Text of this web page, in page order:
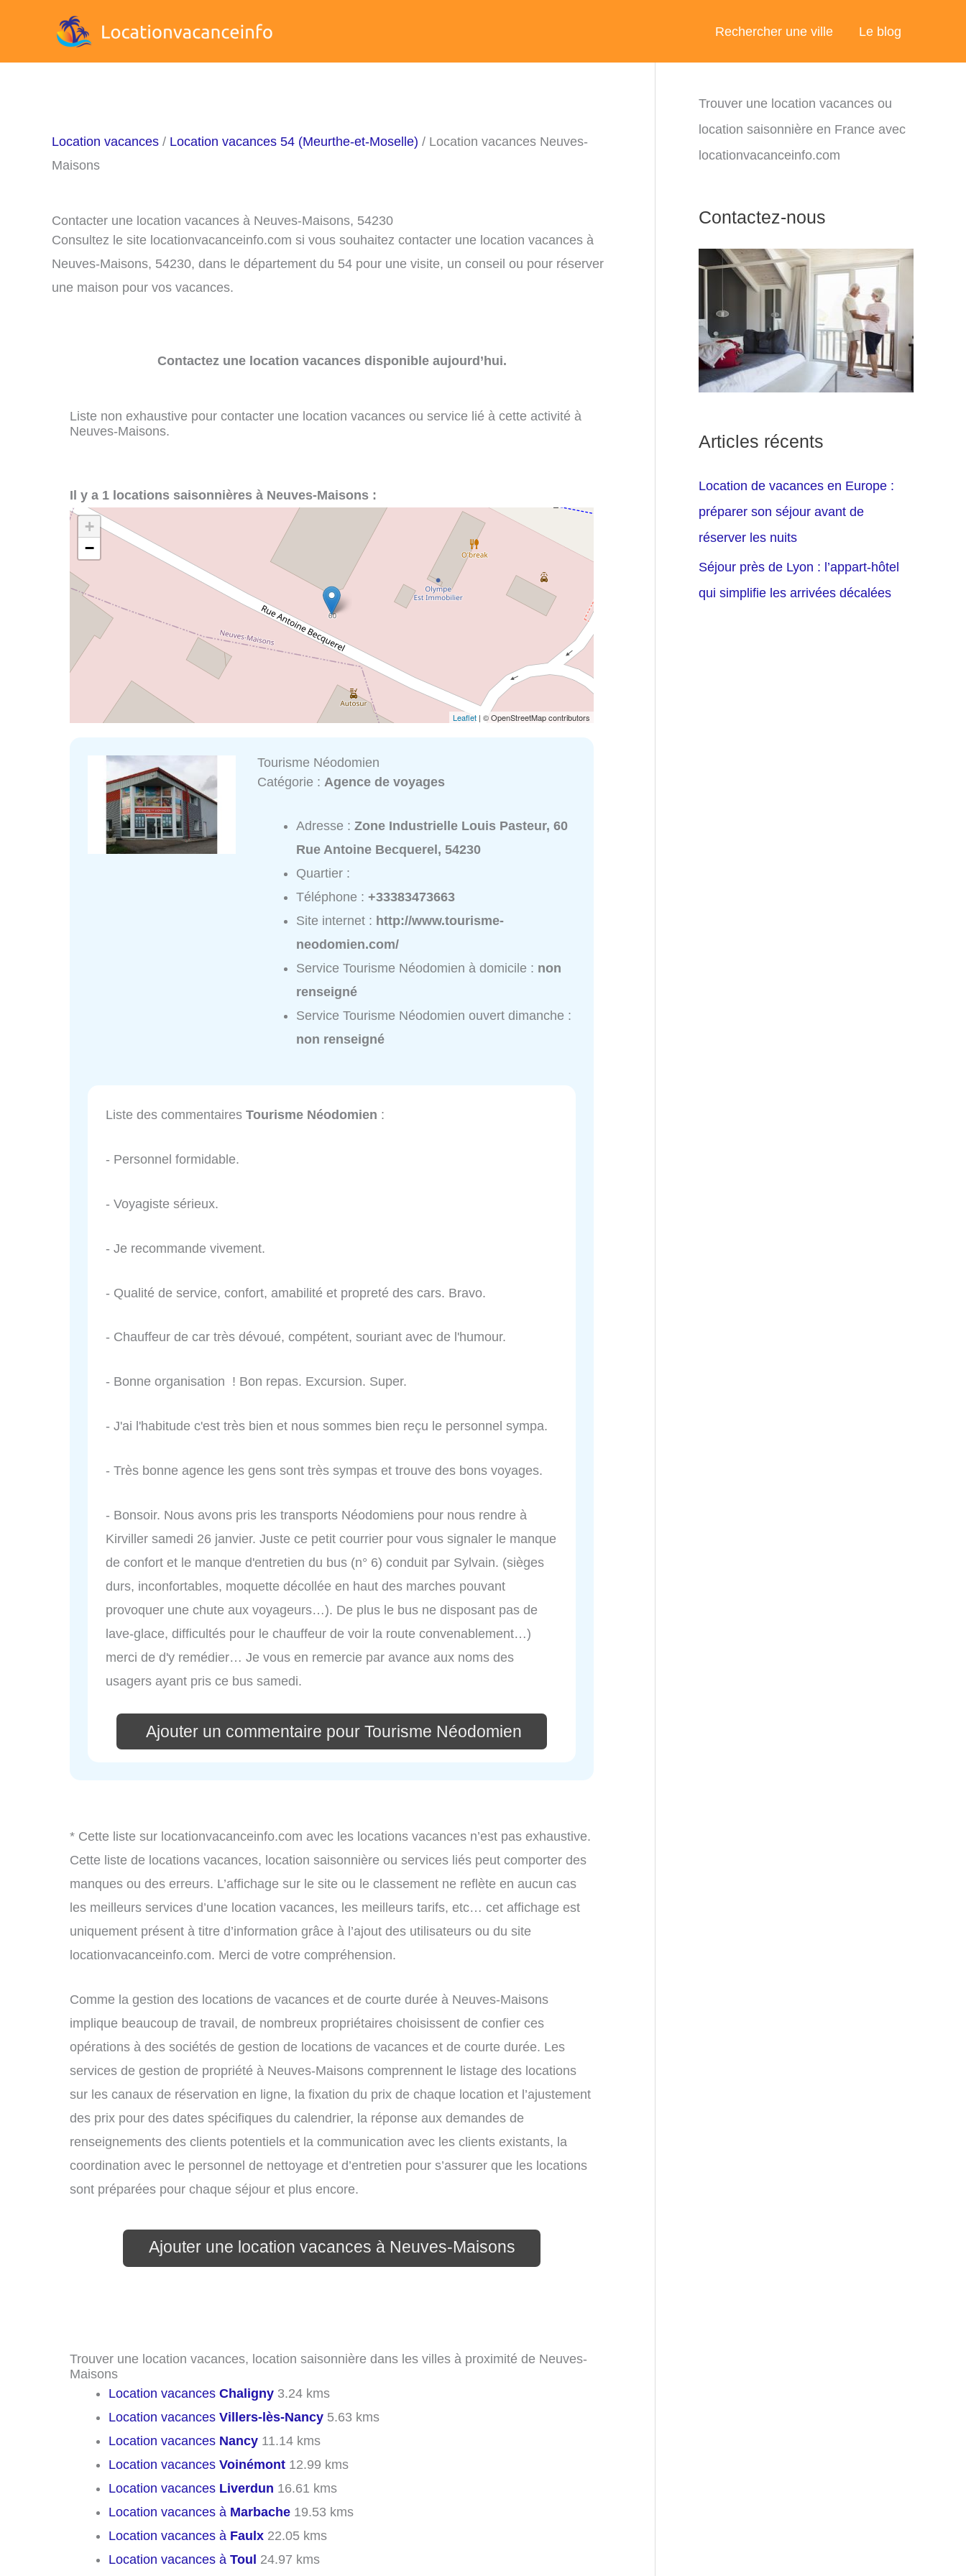
Rechercher une ville Le blog
Location vacances / Location vacances 54 (Meurthe-et-Moselle) / Location vacances Neuves-
Maisons
Contacter une location vacances à Neuves-Maisons, 54230
Consultez le site locationvacanceinfo.com si vous souhaitez contacter une location vacances à
Neuves-Maisons, 54230, dans le département du 54 pour une visite, un conseil ou pour réserver
une maison pour vos vacances.
Contactez une location vacances disponible aujourd’hui.
Liste non exhaustive pour contacter une location vacances ou service lié à cette activité à
Neuves-Maisons.
Il y a 1 locations saisonnières à Neuves-Maisons :
+
−
Leaflet | © OpenStreetMap contributors
Tourisme Néodomien
Catégorie : Agence de voyages
Adresse :Zone Industrielle Louis Pasteur, 60
Rue Antoine Becquerel, 54230
Quartier :
Téléphone :+33383473663
Site internet : http://www.tourisme-
neodomien.com/
Service Tourisme Néodomien à domicile : non
renseigné
Service Tourisme Néodomien ouvert dimanche :
non renseigné
Liste des commentaires Tourisme Néodomien :
- Personnel formidable.
- Voyagiste sérieux.
- Je recommande vivement.
- Qualité de service, confort, amabilité et propreté des cars. Bravo.
- Chauffeur de car très dévoué, compétent, souriant avec de l'humour.
- Bonne organisation ! Bon repas. Excursion. Super.
- J'ai l'habitude c'est très bien et nous sommes bien reçu le personnel sympa.
- Très bonne agence les gens sont très sympas et trouve des bons voyages.
- Bonsoir. Nous avons pris les transports Néodomiens pour nous rendre à
Kirviller samedi 26 janvier. Juste ce petit courrier pour vous signaler le manque
de confort et le manque d'entretien du bus (n° 6) conduit par Sylvain. (sièges
durs, inconfortables, moquette décollée en haut des marches pouvant
provoquer une chute aux voyageurs…). De plus le bus ne disposant pas de
lave-glace, difficultés pour le chauffeur de voir la route convenablement…)
merci de d'y remédier… Je vous en remercie par avance aux noms des
usagers ayant pris ce bus samedi.
Ajouter un commentaire pour Tourisme Néodomien
* Cette liste sur locationvacanceinfo.com avec les locations vacances n’est pas exhaustive.
Cette liste de locations vacances, location saisonnière ou services liés peut comporter des
manques ou des erreurs. L’affichage sur le site ou le classement ne reflète en aucun cas
les meilleurs services d’une location vacances, les meilleurs tarifs, etc… cet affichage est
uniquement présent à titre d’information grâce à l’ajout des utilisateurs ou du site
locationvacanceinfo.com. Merci de votre compréhension.
Comme la gestion des locations de vacances et de courte durée à Neuves-Maisons
implique beaucoup de travail, de nombreux propriétaires choisissent de confier ces
opérations à des sociétés de gestion de locations de vacances et de courte durée. Les
services de gestion de propriété à Neuves-Maisons comprennent le listage des locations
sur les canaux de réservation en ligne, la fixation du prix de chaque location et l’ajustement
des prix pour des dates spécifiques du calendrier, la réponse aux demandes de
renseignements des clients potentiels et la communication avec les clients existants, la
coordination avec le personnel de nettoyage et d’entretien pour s’assurer que les locations
sont préparées pour chaque séjour et plus encore.
Ajouter une location vacances à Neuves-Maisons
Trouver une location vacances, location saisonnière dans les villes à proximité de Neuves-
Maisons
Location vacances Chaligny 3.24 kms
Location vacances Villers-lès-Nancy 5.63 kms
Location vacances Nancy 11.14 kms
Location vacances Voinémont 12.99 kms
Location vacances Liverdun 16.61 kms
Location vacances à Marbache 19.53 kms
Location vacances à Faulx 22.05 kms
Location vacances à Toul 24.97 kms
Trouver une location vacances ou
location saisonnière en France avec
locationvacanceinfo.com
Contactez-nous
Articles récents
Location de vacances en Europe :
préparer son séjour avant de
réserver les nuits
Séjour près de Lyon : l’appart-hôtel
qui simplifie les arrivées décalées